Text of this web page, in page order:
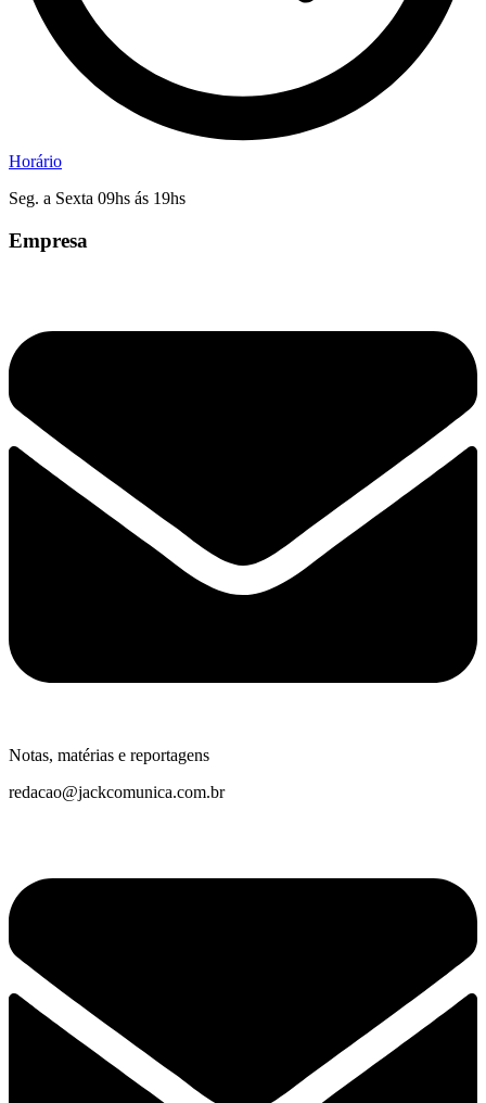
Horário
Seg. a Sexta 09hs ás 19hs
Empresa
Notas, matérias e reportagens
redacao@jackcomunica.com.br